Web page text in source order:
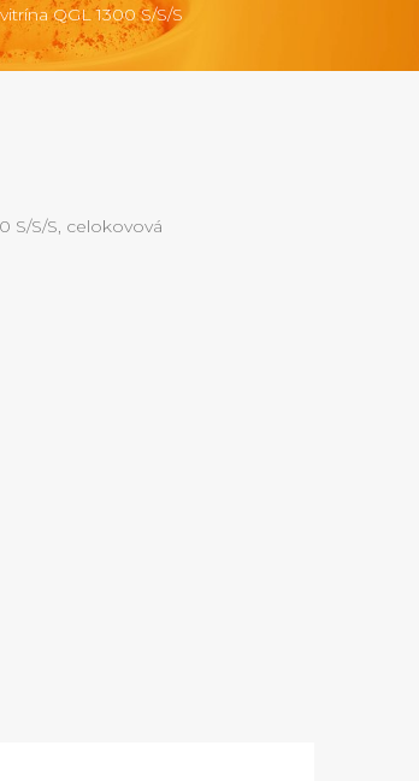
QGL 1300 S/S/S
S/S/S, celokovová